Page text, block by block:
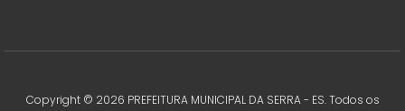
Copyright © 2026 PREFEITURA MUNICIPAL DA SERRA - ES. Todos os